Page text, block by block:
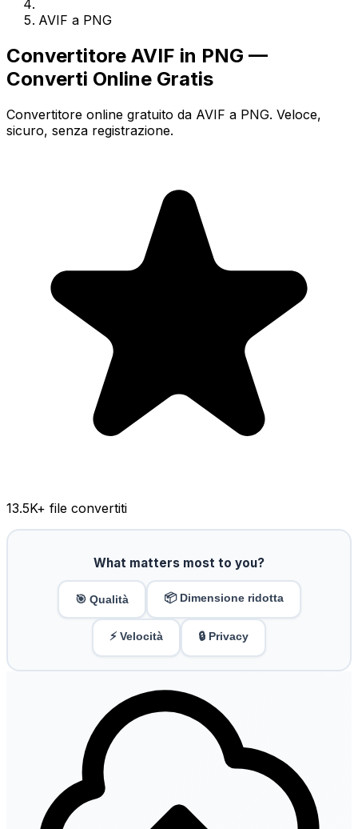
AVIF a PNG
Convertitore AVIF in PNG —
Converti Online Gratis
Convertitore online gratuito da AVIF a PNG. Veloce,
sicuro, senza registrazione.
13.5K+ file convertiti
What matters most to you?
🎯 Qualità 📦 Dimensione ridotta
⚡ Velocità 🔒 Privacy